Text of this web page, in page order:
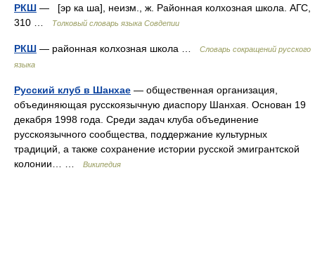
РКШ — [эр ка ша], неизм., ж. Районная колхозная школа. АГС,
310 …
Толковый словарь языка Совдепии
РКШ — районная колхозная школа …
Словарь сокращений русского
языка
Русский клуб в Шанхае — общественная организация,
объединяющая русскоязычную диаспору Шанхая. Основан 19
декабря 1998 года. Среди задач клуба объединение
русскоязычного сообщества, поддержание культурных
традиций, а также сохранение истории русской эмигрантской
колонии… …
Википедия